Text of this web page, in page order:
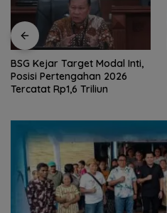
BSG Kejar Target Modal Inti,
Posisi Pertengahan 2026
Tercatat Rp1,6 Triliun